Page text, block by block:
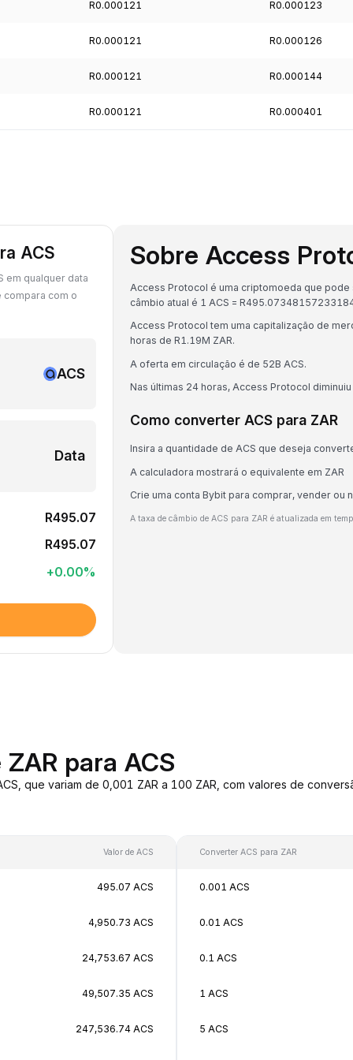
R0.000121 R0.000123
R0.000121 R0.000126
R0.000121 R0.000144
R0.000121 R0.000401
ACS
em qualquer data
compara com o
ACS
Data
R495.07
R495.07
+0.00%
Sobre Access
Access Protocol é uma criptomoeda que
câmbio atual é 1 ACS =
Access Protocol tem uma capitalização de
horas de R1.19M ZAR.
A oferta em circulação é de 52B ACS.
Nas últimas 24 horas, Access Protocol
Como converter ACS para ZAR
Insira a quantidade de ACS que deseja
A calculadora mostrará o equivalente em ZAR
Crie uma conta Bybit para comprar, vender ou
A taxa de câmbio de ACS para ZAR é atualizada em
para ACS
que variam de 0,001 ZAR a 100 ZAR, com valores de
Valor de ACS
495.07 ACS
4,950.73 ACS
24,753.67 ACS
49,507.35 ACS
247,536.74 ACS
Converter ACS para ZAR
0.001 ACS
0.01 ACS
0.1 ACS
1 ACS
5 ACS